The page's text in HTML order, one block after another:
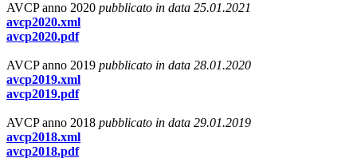
AVCP anno 2020 pubblicato in data 25.01.2021
avcp2020.xml
avcp2020.pdf
AVCP anno 2019 pubblicato in data 28.01.2020
avcp2019.xml
avcp2019.pdf
AVCP anno 2018 pubblicato in data 29.01.2019
avcp2018.xml
avcp2018.pdf